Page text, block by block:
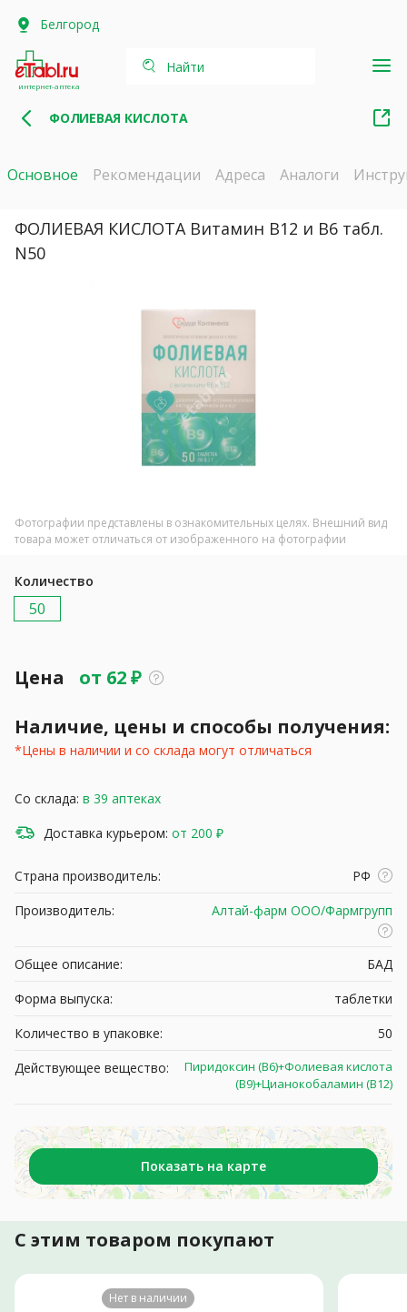
Белгород
интернет-аптека
Найти
ФОЛИЕВАЯ КИСЛОТА
Основное Рекомендации Адреса Аналоги
ФОЛИЕВАЯ КИСЛОТА Витамин В12 и В6 табл.
N50
Фотографии представлены в ознакомительных целях. Внешний вид
товара может отличаться от изображенного на фотографии
Количество
50
Цена от 62₽
Наличие, цены и способы получения:
*Цены в наличии и со склада могут отличаться
Со склада: в 39 аптеках
Доставка курьером: от 200 ₽
Страна производитель:
РФ
Производитель:
Алтай-фарм ООО/Фармгрупп
Общее описание:
БАД
Форма выпуска:
таблетки
Количество в упаковке:
50
Действующее вещество:
Пиридоксин (В6)+Фолиевая кислота
(В9)+Цианокобаламин (В12)
Показать на карте
С этим товаром покупают
Нет в наличии